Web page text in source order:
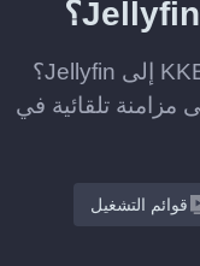
هل نقلت للتو قائمة تشغيل من KKBOX إلى Jellyfin؟
مزامنة تلقائية في
قوائم التشغيل